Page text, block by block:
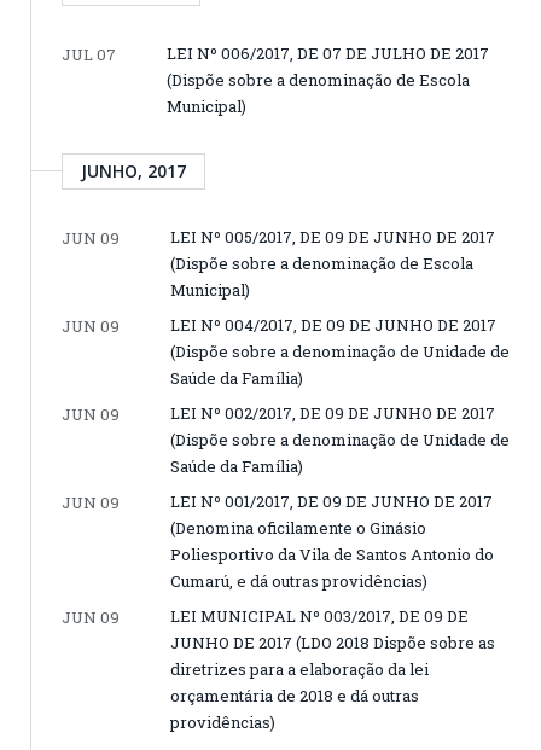
JUL 07
LEI Nº 006/2017, DE 07 DE JULHO DE 2017
(Dispõe sobre a denominação de Escola
Municipal)
JUNHO, 2017
JUN 09
LEI Nº 005/2017, DE 09 DE JUNHO DE 2017
(Dispõe sobre a denominação de Escola
Municipal)
JUN 09
LEI Nº 004/2017, DE 09 DE JUNHO DE 2017
(Dispõe sobre a denominação de Unidade de
Saúde da Família)
JUN 09
LEI Nº 002/2017, DE 09 DE JUNHO DE 2017
(Dispõe sobre a denominação de Unidade de
Saúde da Família)
JUN 09
LEI Nº 001/2017, DE 09 DE JUNHO DE 2017
(Denomina oficilamente o Ginásio
Poliesportivo da Vila de Santos Antonio do
Cumarú, e dá outras providências)
JUN 09
LEI MUNICIPAL Nº 003/2017, DE 09 DE
JUNHO DE 2017 (LDO 2018 Dispõe sobre as
diretrizes para a elaboração da lei
orçamentária de 2018 e dá outras
providências)